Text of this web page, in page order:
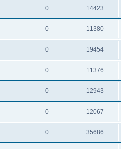
0 14423
0 11380
0 19454
0 11376
0 12943
0 12067
0 35686